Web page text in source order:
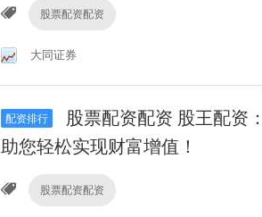
股票配资配资
大同证券
配资排行
股票配资配资 股王配资
助您轻松实现财富增值！
股票配资配资